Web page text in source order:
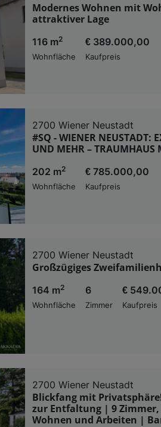
Modernes Wohnen mit
attraktiver Lage
116 m2
Wohnfläche
€ 389.000,00
Kaufpreis
2700 Wiener Neustadt
#SQ - WIENER NEUSTADT:
UND MEHR – TRAUMHAUS
202 m2
Wohnfläche
€ 785.000,00
Kaufpreis
2700 Wiener Neustadt
Großzügiges
164 m2
Wohnfläche
6
Zimmer
€
Kaufpreis
2700 Wiener Neustadt
Blickfang mit
zur Entfaltung | 9
Wohnen und Arbeiten |